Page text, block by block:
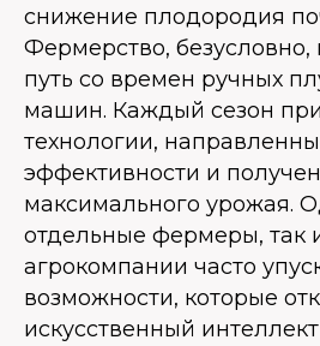
снижение плодородия
Фермерство,
путь со времен ручных
машин. Каждый сезон
технологии,
эффективности и
максимального урожая.
отдельные фермеры, так
агрокомпании часто
возможности, которые
искусственный